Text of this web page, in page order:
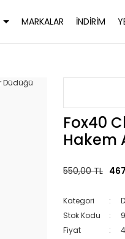
MARKALAR İNDİRİM
Fox40
Hakem
550,00 TL
Kategori
Stok Kodu
Fiyat